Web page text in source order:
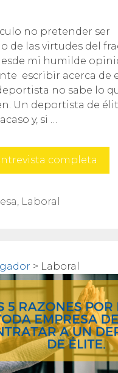
no pretender ser
de las virtudes del
mi humilde
escribir acerca de
no sabe lo
Un deportista de
y, si …
completa
Laboral
> Laboral